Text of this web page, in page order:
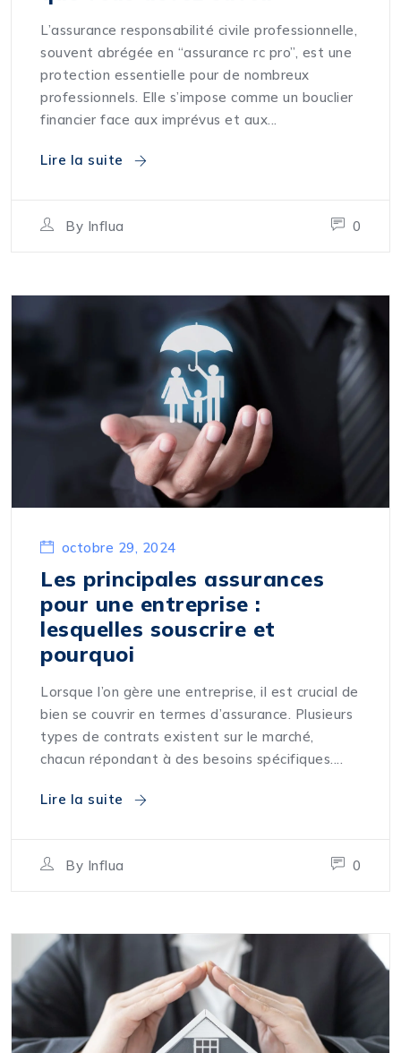
L’assurance responsabilité civile professionnelle,
souvent abrégée en “assurance rc pro”, est une
protection essentielle pour de nombreux
professionnels. Elle s’impose comme un bouclier
financier face aux imprévus et aux...
Lire la suite
By Influa 0
octobre 29, 2024
Les principales assurances
pour une entreprise :
lesquelles souscrire et
pourquoi
Lorsque l’on gère une entreprise, il est crucial de
bien se couvrir en termes d’assurance. Plusieurs
types de contrats existent sur le marché,
chacun répondant à des besoins spécifiques....
Lire la suite
By Influa 0